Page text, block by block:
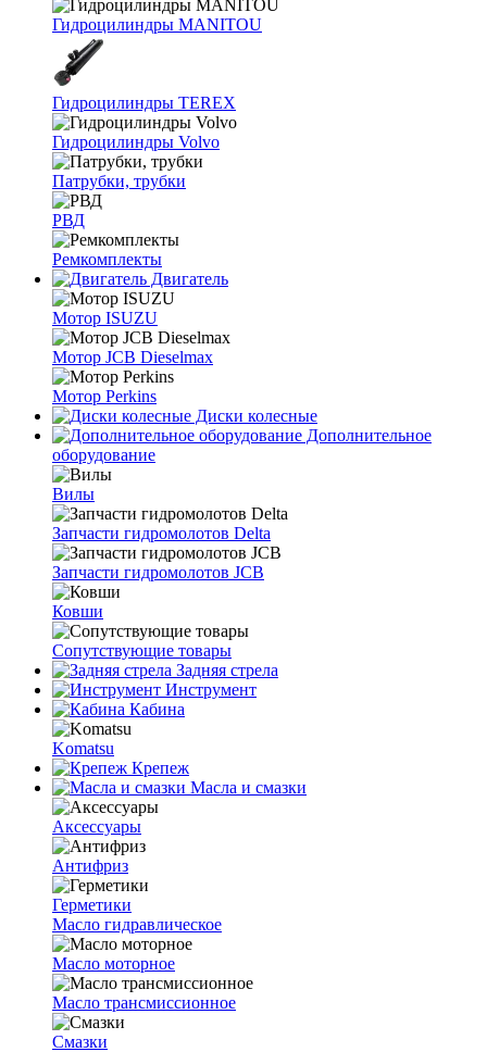
Гидроцилиндры MANITOU
Гидроцилиндры TEREX
Гидроцилиндры Volvo
Патрубки, трубки
РВД
Ремкомплекты
Двигатель
Мотор ISUZU
Мотор JCB Dieselmax
Мотор Perkins
Диски колесные
Дополнительное
оборудование
Вилы
Запчасти гидромолотов Delta
Запчасти гидромолотов JCB
Ковши
Сопутствующие товары
Задняя стрела
Инструмент
Кабина
Komatsu
Крепеж
Масла и смазки
Аксессуары
Антифриз
Герметики
Масло гидравлическое
Масло моторное
Масло трансмиссионное
Смазки